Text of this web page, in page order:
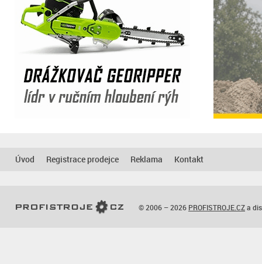
Úvod Registrace prodejce Reklama Kontakt
© 2006 – 2026 PROFISTROJE.CZa